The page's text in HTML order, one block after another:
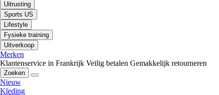
Uitrusting
Sports US
Lifestyle
Fysieke training
Uitverkoop
Merken
Klantenservice in Frankrijk Veilig betalen Gemakkelijk retourneren
Zoeken
Nieuw
Kleding